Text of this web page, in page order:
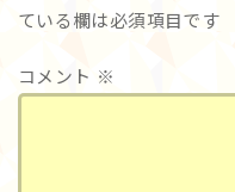
ている欄は必須項目です
コメント ※